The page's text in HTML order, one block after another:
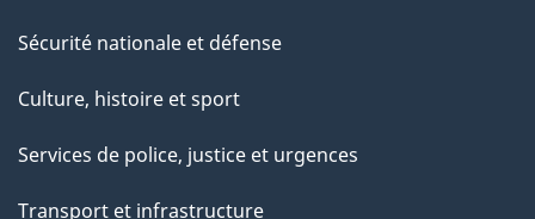
Sécurité nationale et défense
Culture, histoire et sport
Services de police, justice et urgences
Transport et infrastructure